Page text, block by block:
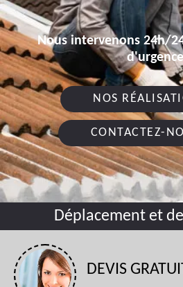
Nous intervenons 24h/
d'urgence
NOS
CONTACTEZ-
Déplacement et
DEVIS